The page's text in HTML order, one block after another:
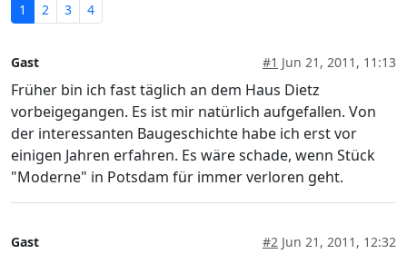
1 2 3 4
Gast #1 Jun 21, 2011, 11:13
Früher bin ich fast täglich an dem Haus Dietz
vorbeigegangen. Es ist mir natürlich aufgefallen. Von
der interessanten Baugeschichte habe ich erst vor
einigen Jahren erfahren. Es wäre schade, wenn Stück
"Moderne" in Potsdam für immer verloren geht.
Gast #2 Jun 21, 2011, 12:32